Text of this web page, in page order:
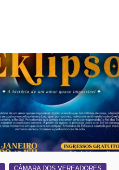
CÂMARA DOS VEREADORES